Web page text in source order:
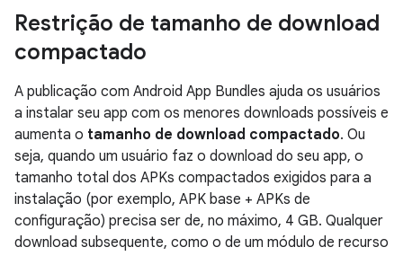
Restrição de tamanho de download
compactado
A publicação com Android App Bundles ajuda os usuários
a instalar seu app com os menores downloads possíveis e
aumenta o tamanho de download compactado. Ou
seja, quando um usuário faz o download do seu app, o
tamanho total dos APKs compactados exigidos para a
instalação (por exemplo, APK base + APKs de
configuração) precisa ser de, no máximo, 4 GB. Qualquer
download subsequente, como o de um módulo de recurso